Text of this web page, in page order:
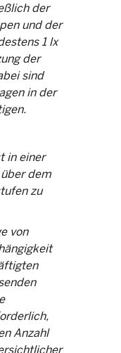
der
und der
1 lx
der
sind
in der
in einer
dem
zu
von
Anzahl